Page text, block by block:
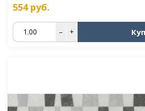
554руб.
– +